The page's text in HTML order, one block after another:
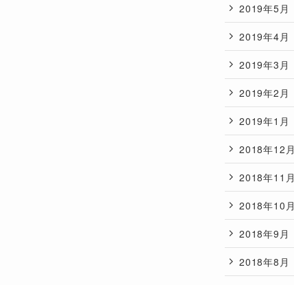
2019年5月
2019年4月
2019年3月
2019年2月
2019年1月
2018年12月
2018年11月
2018年10月
2018年9月
2018年8月